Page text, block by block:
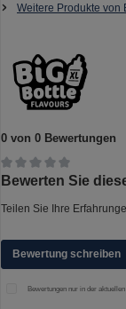
Weitere Produkte von
0 von 0 Bewertungen
Durchschnittliche
Bewerten Sie
Teilen Sie Ihre
Bewertung schreiben
Bewertungen nur in der